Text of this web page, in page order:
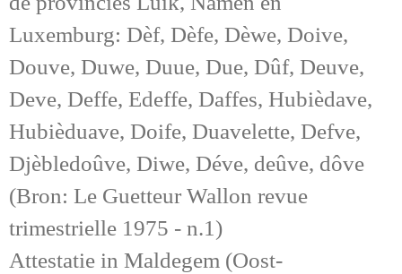
Luxemburg: Dèf, Dèfe, Dèwe, Doive,
Douve, Duwe, Duue, Due, Dûf, Deuve,
Deve, Deffe, Edeffe, Daffes, Hubièdave,
Hubièduave, Doife, Duavelette, Defve,
Djèbledoûve, Diwe, Déve, deûve, dôve
(Bron: Le Guetteur Wallon revue
trimestrielle 1975 - n.1)
Attestatie in Maldegem (Oost-